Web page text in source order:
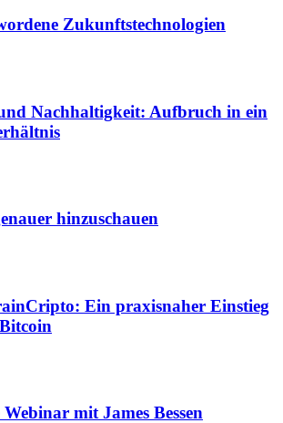
Zukunftstechnologien
Nachhaltigkeit: Aufbruch in ein
hinzuschauen
Ein praxisnaher Einstieg
mit James Bessen